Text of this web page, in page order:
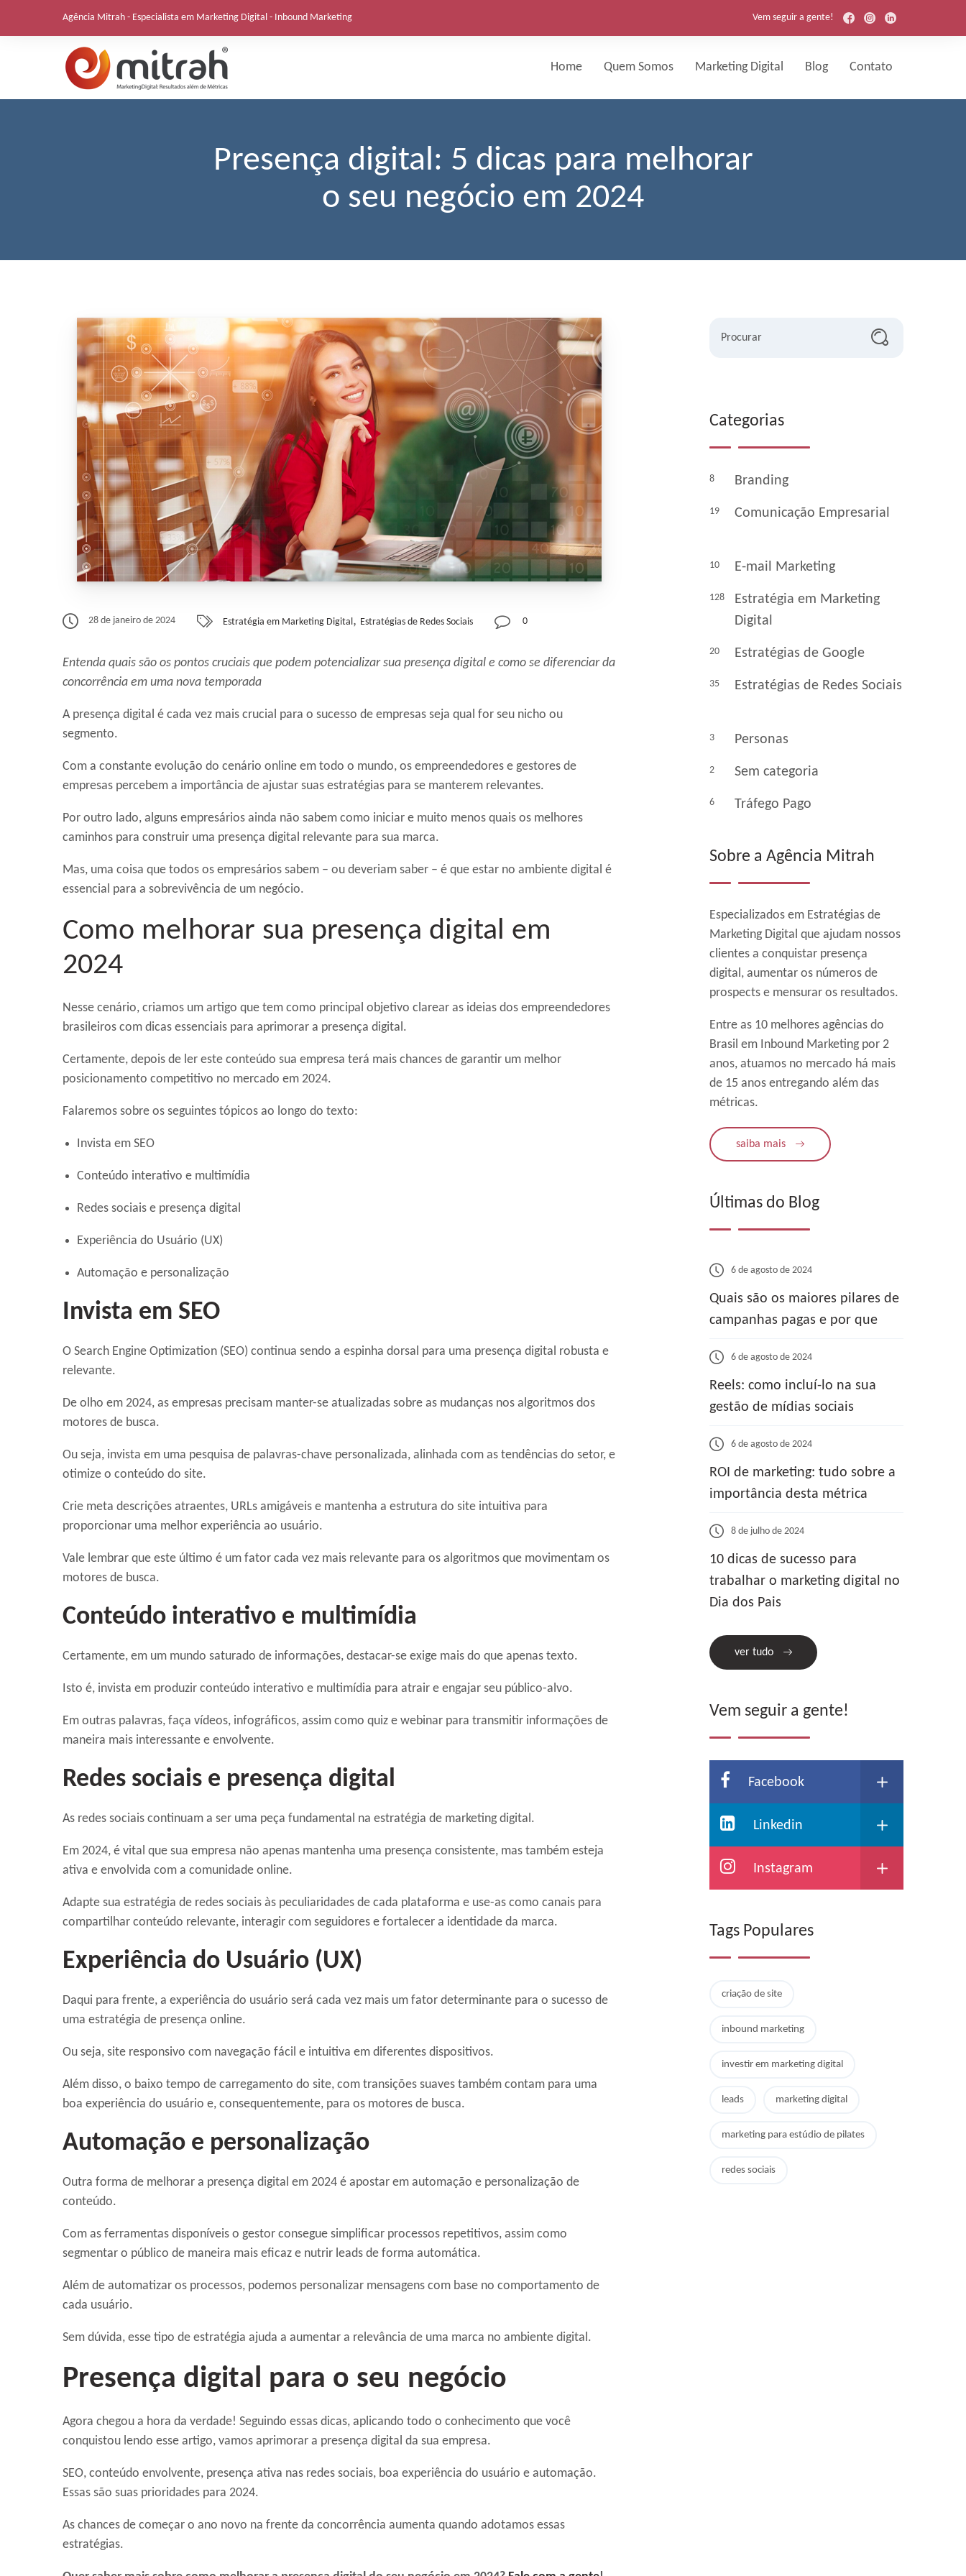
Agência Mitrah - Especialista em Marketing Digital - Inbound Marketing Vem seguir a gente!
Home Quem Somos Marketing Digital Blog Contato
Presença digital: 5 dicas para melhorar
o seu negócio em 2024
28 de janeiro de 2024 Estratégia em Marketing Digital, Estratégias de Redes Sociais 0
Entenda quais são os pontos cruciais que podem potencializar sua presença digital e como se diferenciar da
concorrência em uma nova temporada
A presença digital é cada vez mais crucial para o sucesso de empresas seja qual for seu nicho ou
segmento.
Com a constante evolução do cenário online em todo o mundo, os empreendedores e gestores de
empresas percebem a importância de ajustar suas estratégias para se manterem relevantes.
Por outro lado, alguns empresários ainda não sabem como iniciar e muito menos quais os melhores
caminhos para construir uma presença digital relevante para sua marca.
Mas, uma coisa que todos os empresários sabem – ou deveriam saber – é que estar no ambiente digital é
essencial para a sobrevivência de um negócio.
Como melhorar sua presença digital em
2024
Nesse cenário, criamos um artigo que tem como principal objetivo clarear as ideias dos empreendedores
brasileiros com dicas essenciais para aprimorar a presença digital.
Certamente, depois de ler este conteúdo sua empresa terá mais chances de garantir um melhor
posicionamento competitivo no mercado em 2024.
Falaremos sobre os seguintes tópicos ao longo do texto:
Invista em SEO
Conteúdo interativo e multimídia
Redes sociais e presença digital
Experiência do Usuário (UX)
Automação e personalização
Invista em SEO
O Search Engine Optimization (SEO) continua sendo a espinha dorsal para uma presença digital robusta e
relevante.
De olho em 2024, as empresas precisam manter-se atualizadas sobre as mudanças nos algoritmos dos
motores de busca.
Ou seja, invista em uma pesquisa de palavras-chave personalizada, alinhada com as tendências do setor, e
otimize o conteúdo do site.
Crie meta descrições atraentes, URLs amigáveis e mantenha a estrutura do site intuitiva para
proporcionar uma melhor experiência ao usuário.
Vale lembrar que este último é um fator cada vez mais relevante para os algoritmos que movimentam os
motores de busca.
Conteúdo interativo e multimídia
Certamente, em um mundo saturado de informações, destacar-se exige mais do que apenas texto.
Isto é, invista em produzir conteúdo interativo e multimídia para atrair e engajar seu público-alvo.
Em outras palavras, faça vídeos, infográficos, assim como quiz e webinar para transmitir informações de
maneira mais interessante e envolvente.
Redes sociais e presença digital
As redes sociais continuam a ser uma peça fundamental na estratégia de marketing digital.
Em 2024, é vital que sua empresa não apenas mantenha uma presença consistente, mas também esteja
ativa e envolvida com a comunidade online.
Adapte sua estratégia de redes sociais às peculiaridades de cada plataforma e use-as como canais para
compartilhar conteúdo relevante, interagir com seguidores e fortalecer a identidade da marca.
Experiência do Usuário (UX)
Daqui para frente, a experiência do usuário será cada vez mais um fator determinante para o sucesso de
uma estratégia de presença online.
Ou seja, site responsivo com navegação fácil e intuitiva em diferentes dispositivos.
Além disso, o baixo tempo de carregamento do site, com transições suaves também contam para uma
boa experiência do usuário e, consequentemente, para os motores de busca.
Automação e personalização
Outra forma de melhorar a presença digital em 2024 é apostar em automação e personalização de
conteúdo.
Com as ferramentas disponíveis o gestor consegue simplificar processos repetitivos, assim como
segmentar o público de maneira mais eficaz e nutrir leads de forma automática.
Além de automatizar os processos, podemos personalizar mensagens com base no comportamento de
cada usuário.
Sem dúvida, esse tipo de estratégia ajuda a aumentar a relevância de uma marca no ambiente digital.
Presença digital para o seu negócio
Agora chegou a hora da verdade! Seguindo essas dicas, aplicando todo o conhecimento que você
conquistou lendo esse artigo, vamos aprimorar a presença digital da sua empresa.
SEO, conteúdo envolvente, presença ativa nas redes sociais, boa experiência do usuário e automação.
Essas são suas prioridades para 2024.
As chances de começar o ano novo na frente da concorrência aumenta quando adotamos essas
estratégias.
Categorias
8 Branding
19 Comunicação Empresarial
10 E-mail Marketing
128
Estratégia em Marketing
Digital
20 Estratégias de Google
35 Estratégias de Redes Sociais
3 Personas
2 Sem categoria
6 Tráfego Pago
Sobre a Agência Mitrah
Especializados em Estratégias de
Marketing Digital que ajudam nossos
clientes a conquistar presença
digital, aumentar os números de
prospects e mensurar os resultados.
Entre as 10 melhores agências do
Brasil em Inbound Marketing por 2
anos, atuamos no mercado há mais
de 15 anos entregando além das
métricas.
saiba mais
Últimas do Blog
6 de agosto de 2024
Quais são os maiores pilares de
campanhas pagas e por que
6 de agosto de 2024
Reels: como incluí-lo na sua
gestão de mídias sociais
6 de agosto de 2024
ROI de marketing: tudo sobre a
importância desta métrica
8 de julho de 2024
10 dicas de sucesso para
trabalhar o marketing digital no
Dia dos Pais
ver tudo
Vem seguir a gente!
Facebook
Linkedin
Instagram
Tags Populares
criação de site
inbound marketing
investir em marketing digital
leads marketing digital
marketing para estúdio de pilates
redes sociais